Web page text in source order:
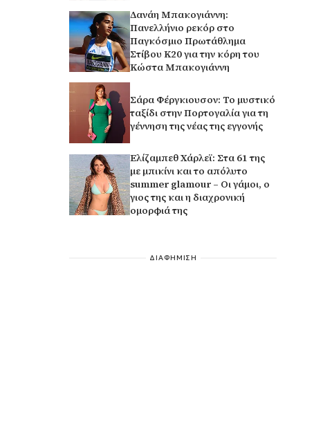
Δανάη Μπακογιάννη:
Πανελλήνιο ρεκόρ στο
Παγκόσμιο Πρωτάθλημα
Στίβου Κ20 για την κόρη του
Κώστα Μπακογιάννη
Σάρα Φέργκιουσον: Το μυστικό
ταξίδι στην Πορτογαλία για τη
γέννηση της νέας της εγγονής
Ελίζαμπεθ Χάρλεϊ: Στα 61 της
με μπικίνι και το απόλυτο
summer glamour – Οι γάμοι, ο
γιος της και η διαχρονική
ομορφιά της
ΔΙΑΦΗΜΙΣΗ